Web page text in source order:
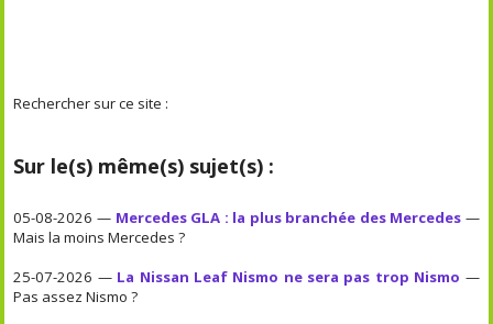
Rechercher sur ce site :
Sur le(s) même(s) sujet(s) :
05-08-2026 — Mercedes GLA : la plus branchée des Mercedes —
Mais la moins Mercedes ?
25-07-2026 — La Nissan Leaf Nismo ne sera pas trop Nismo —
Pas assez Nismo ?